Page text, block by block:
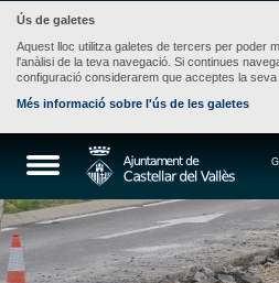
Ús de galetes
Aquest lloc utilitza galetes de tercers per poder
l'anàlisi de la teva navegació. Si continues
configuració considerarem que acceptes la seva
Més informació sobre l'ús de les galetes